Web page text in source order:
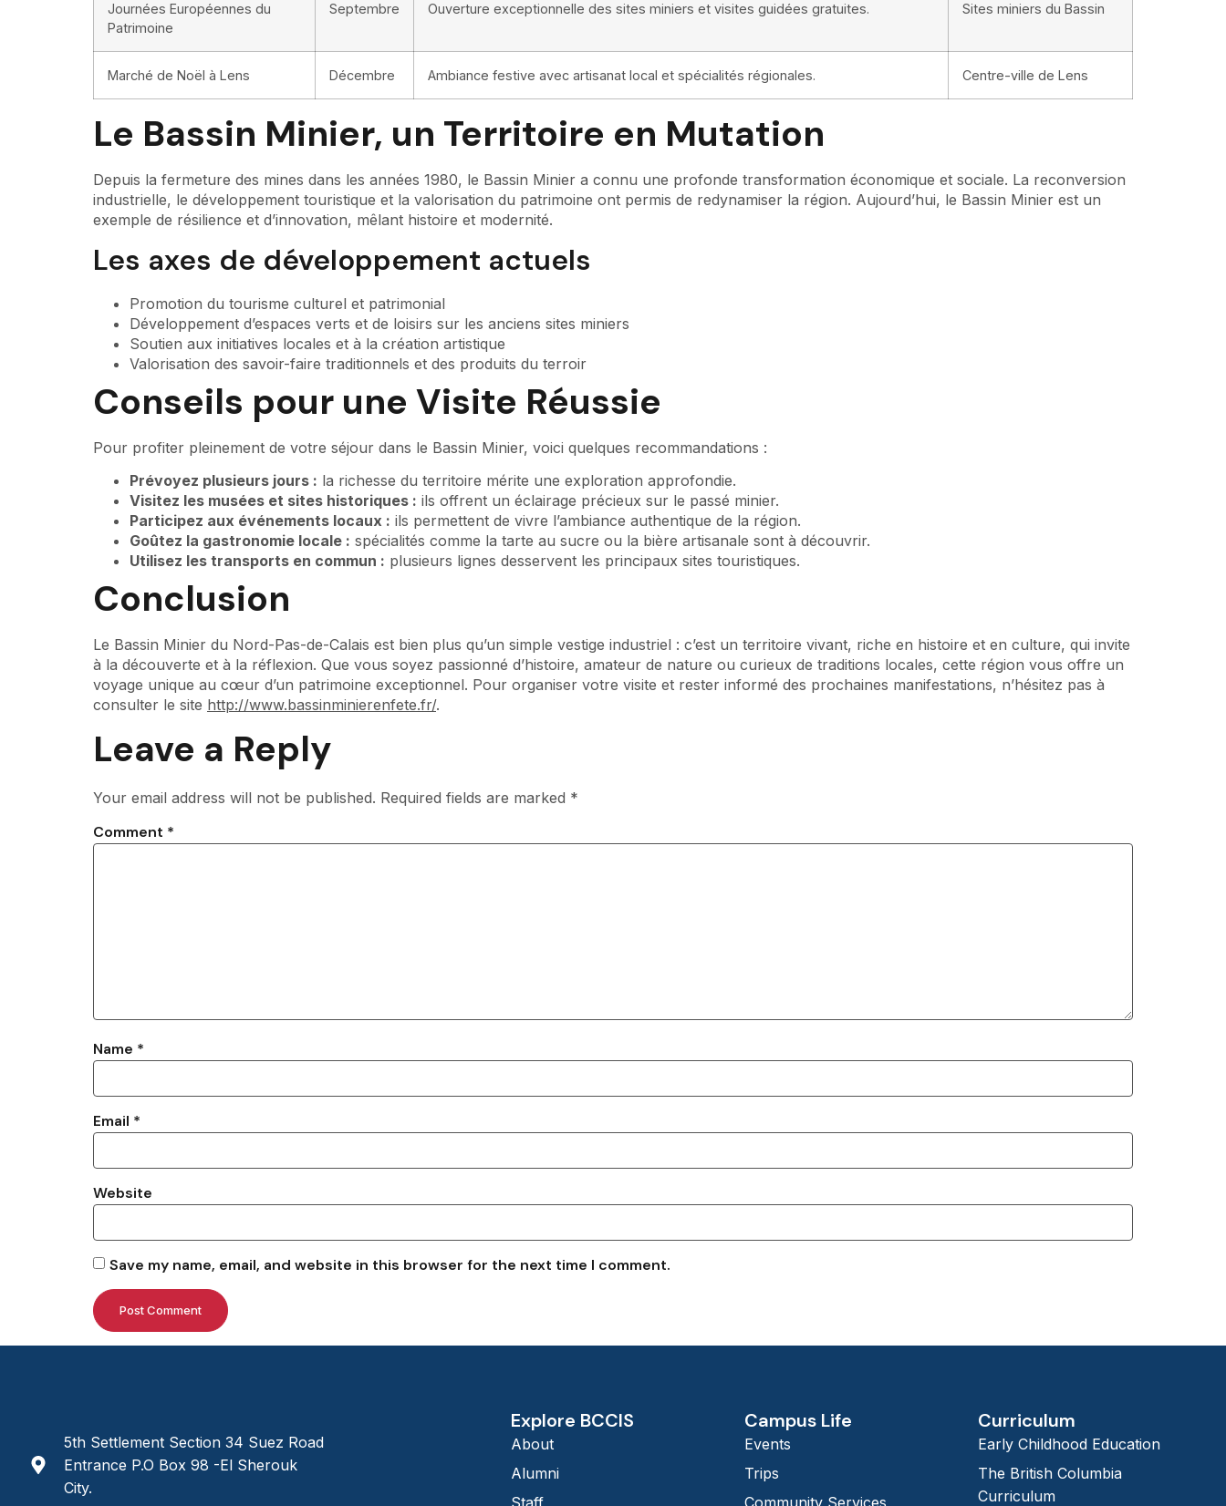
Journées Européennes du
Patrimoine
Septembre Ouverture exceptionnelle des sites miniers et visites guidées gratuites. Sites miniers du Bassin
Marché de Noël à Lens Décembre Ambiance festive avec artisanat local et spécialités régionales. Centre-ville de Lens
Le Bassin Minier, un Territoire en Mutation
Depuis la fermeture des mines dans les années 1980, le Bassin Minier a connu une profonde transformation économique et sociale. La reconversion
industrielle, le développement touristique et la valorisation du patrimoine ont permis de redynamiser la région. Aujourd’hui, le Bassin Minier est un
exemple de résilience et d’innovation, mêlant histoire et modernité.
Les axes de développement actuels
Promotion du tourisme culturel et patrimonial
Développement d’espaces verts et de loisirs sur les anciens sites miniers
Soutien aux initiatives locales et à la création artistique
Valorisation des savoir-faire traditionnels et des produits du terroir
Conseils pour une Visite Réussie
Pour profiter pleinement de votre séjour dans le Bassin Minier, voici quelques recommandations :
Prévoyez plusieurs jours : la richesse du territoire mérite une exploration approfondie.
Visitez les musées et sites historiques : ils offrent un éclairage précieux sur le passé minier.
Participez aux événements locaux : ils permettent de vivre l’ambiance authentique de la région.
Goûtez la gastronomie locale : spécialités comme la tarte au sucre ou la bière artisanale sont à découvrir.
Utilisez les transports en commun : plusieurs lignes desservent les principaux sites touristiques.
Conclusion
Le Bassin Minier du Nord-Pas-de-Calais est bien plus qu’un simple vestige industriel : c’est un territoire vivant, riche en histoire et en culture, qui invite
à la découverte et à la réflexion. Que vous soyez passionné d’histoire, amateur de nature ou curieux de traditions locales, cette région vous offre un
voyage unique au cœur d’un patrimoine exceptionnel. Pour organiser votre visite et rester informé des prochaines manifestations, n’hésitez pas à
consulter le site http://www.bassinminierenfete.fr/.
Leave a Reply
Your email address will not be published. Required fields are marked *
Comment *
Name *
Email *
Website
Save my name, email, and website in this browser for the next time I comment.
5th Settlement Section 34 Suez Road
Entrance P.O Box 98 -El Sherouk
City.
Explore BCCIS
About
Alumni
Staff
Campus Life
Events
Trips
Community Services
Curriculum
Early Childhood Education
The British Columbia
Curriculum